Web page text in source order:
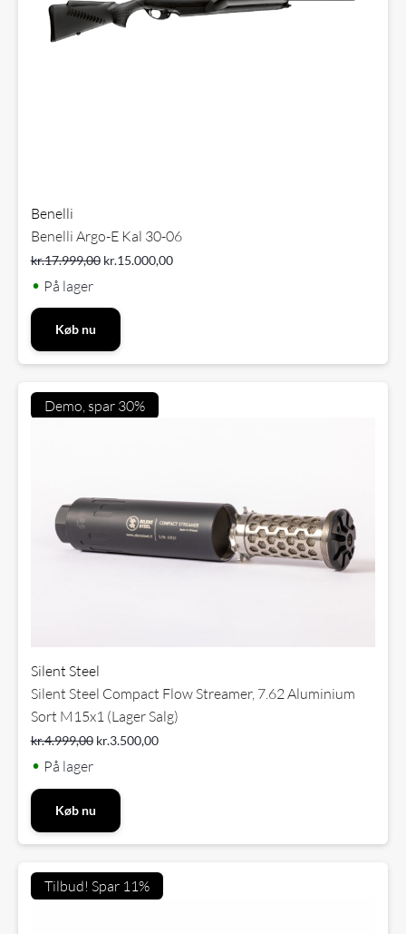
Benelli
Benelli Argo-E Kal 30-06
kr.17.999,00 kr.15.000,00
• På lager
Køb nu
Demo, spar 30%
Silent Steel
Silent Steel Compact Flow Streamer, 7.62 Aluminium
Sort M15x1 (Lager Salg)
kr.4.999,00 kr.3.500,00
• På lager
Køb nu
Tilbud! Spar 11%